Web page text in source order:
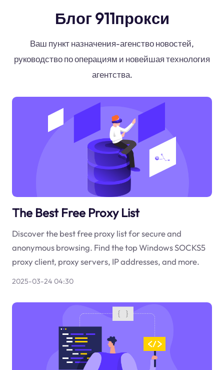
Блог 911прокси
Ваш пункт назначения-агенство новостей,
руководство по операциям и новейшая технология
агентства.
The Best Free Proxy List
Discover the best free proxy list for secure and
anonymous browsing. Find the top Windows SOCKS5
proxy client, proxy servers, IP addresses, and more.
2025-03-24 04:30